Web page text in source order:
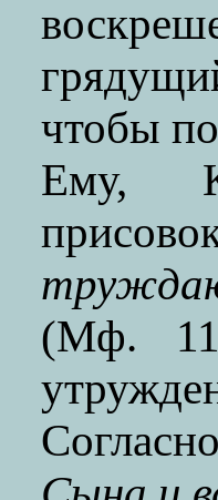
чтобы
Ему,
(Мф.